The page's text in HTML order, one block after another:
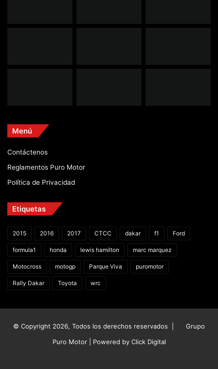
Menú
Contáctenos
Reglamentos Puro Motor
Política de Privacidad
Etiquetas
2015 2016 2017 CTCC dakar f1 Ford
formula1 honda lewis hamilton marc marquez
Motocross motogp Parque Viva puromotor
Rally Dakar Toyota wrc
© Copyright 2026, Todos los derechos reservados |
Grupo
Puro Motor | Powered by Click Digital